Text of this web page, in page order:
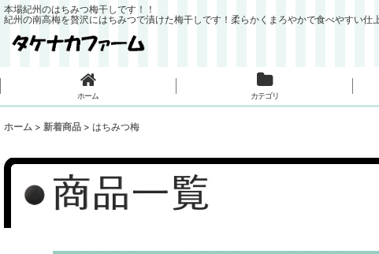
本場紀州のはちみつ梅干しです！！
紀州の南高梅を贅沢にはちみつで漬けた梅干しです！柔らかくまろやかで食べやすい仕
ホーム カテゴリ
ホーム > 新着商品 > はちみつ梅